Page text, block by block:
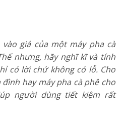
giá của một máy pha cà
nhưng, hãy nghĩ kĩ và tính
có lời chứ không có lỗ. Cho
hay máy pha cà phê cho
người dùng tiết kiệm rất